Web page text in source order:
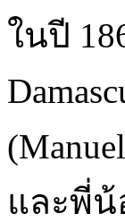
ในปี
และพี่น้